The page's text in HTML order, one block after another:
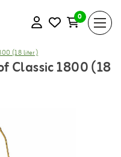
0
(18 liter)
Classic 1800 (18